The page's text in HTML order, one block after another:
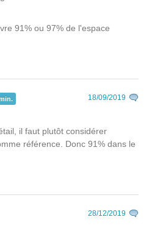
91% ou 97% de l'espace
18/09/2019
il faut plutôt considérer
référence. Donc 91% dans le
28/12/2019